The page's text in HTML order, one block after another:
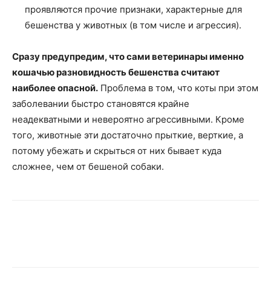
проявляются прочие признаки, характерные для
бешенства у животных (в том числе и агрессия).
Сразу предупредим, что сами ветеринары именно
кошачью разновидность бешенства считают
наиболее опасной. Проблема в том, что коты при этом
заболевании быстро становятся крайне
неадекватными и невероятно агрессивными. Кроме
того, животные эти достаточно прыткие, верткие, а
потому убежать и скрыться от них бывает куда
сложнее, чем от бешеной собаки.